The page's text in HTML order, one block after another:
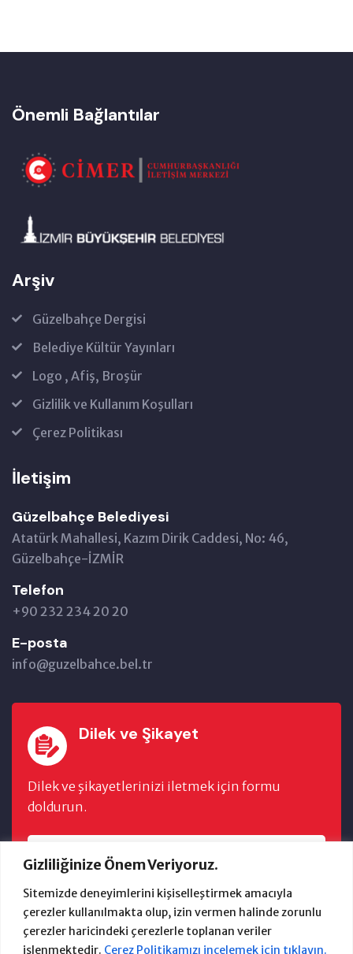
Gizliliğinize Önem Veriyoruz.
Sitemizde deneyimlerini kişiselleştirmek amacıyla
çerezler kullanılmakta olup, izin vermen halinde zorunlu
çerezler haricindeki çerezlerle toplanan veriler
işlenmektedir. Çerez Politikamızı incelemek için tıklayın.
Önemli Bağlantılar
Arşiv
Güzelbahçe Dergisi
Belediye Kültür Yayınları
Logo , Afiş, Broşür
Gizlilik ve Kullanım Koşulları
Çerez Politikası
İletişim
Güzelbahçe Belediyesi
Atatürk Mahallesi, Kazım Dirik Caddesi, No: 46,
Güzelbahçe-İZMİR
Telefon
+90 232 234 20 20
E-posta
info@guzelbahce.bel.tr
Dilek ve Şikayet
Dilek ve şikayetlerinizi iletmek için formu
doldurun.